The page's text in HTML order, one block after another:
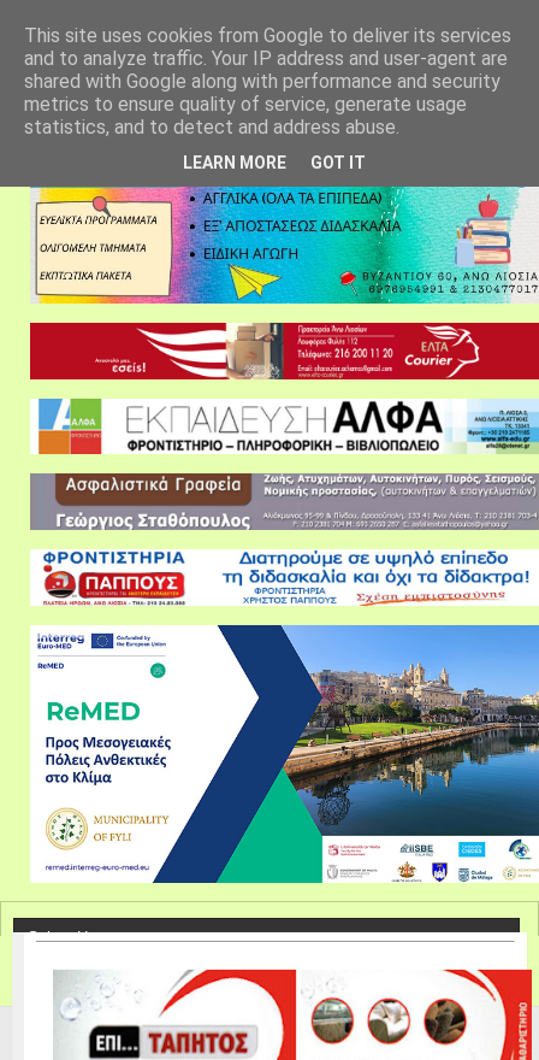
This site uses cookies from Google to deliver its services
and to analyze traffic. Your IP address and user-agent are
shared with Google along with performance and security
metrics to ensure quality of service, generate usage
statistics, and to detect and address abuse.
LEARN MORE GOT IT